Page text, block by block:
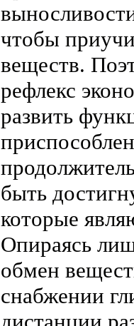
чтобы
веществ.
рефлекс
развить
быть
которые
Опираясь
обмен
снабжении